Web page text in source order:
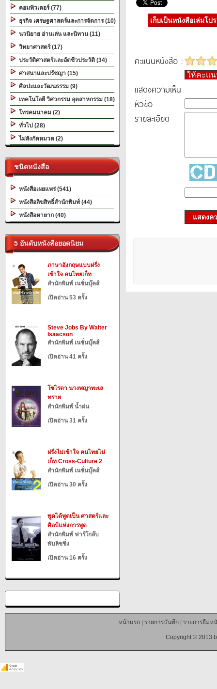
คอมพิวเตอร์ (77)
ธุรกิจ เศรษฐศาสตร์และการจัดการ (10)
นวนิยาย อ่านเล่น และนิทาน (11)
วิทยาศาสตร์ (17)
ประวัติศาสตร์และอัตชีวประวัติ (34)
ศาสนาและปรัชญา (15)
ศิลปะและวัฒนธรรม (9)
เทคโนโลยี วิศวกรรม อุตสาหกรรม (18)
โทรคมนาคม (2)
ทั่วไป (28)
ไม่สังกัดหมวด (2)
ชนิดหนังสือ
หนังสือเผยแพร่ (541)
หนังสือลิขสิทธิ์สำนักพิมพ์ (44)
หนังสือหายาก (40)
5 อันดับหนังสือยอดนิยม
ภาษาอังกฤษแบบฝรั่ง
เข้าใจ คนไทยเก็ท
สำนักพิมพ์ เนชั่นบุ๊คส์
เปิดอ่าน 53 ครั้ง
Steve Jobs By Walter
Isaacson
สำนักพิมพ์ เนชั่นบุ๊คส์
เปิดอ่าน 41 ครั้ง
โซไรดา นางพญาทะเล
ทราย
สำนักพิมพ์ น้ำฝน
เปิดอ่าน 31 ครั้ง
ฝรั่งไม่เข้าใจ คนไทยไม่
เก็ท Cross-Culture 2
สำนักพิมพ์ เนชั่นบุ๊คส์
เปิดอ่าน 30 ครั้ง
พูดได้พูดเป็น ศาสตร์และ
ศิลป์แห่งการพูด
สำนักพิมพ์ ฟาร์โกล๊บ
พับลิชชิ่ง
เปิดอ่าน 16 ครั้ง
เก็บเป็นหนังสือเล่มโป
คะแนนหนังสือ :
ให้คะแ
แสดงความเห็น
หัวข้อ
รายละเอียด
แสดงค
หน้าแรก| รายการบันทึก| รายการยืมห
Copyright © 2013